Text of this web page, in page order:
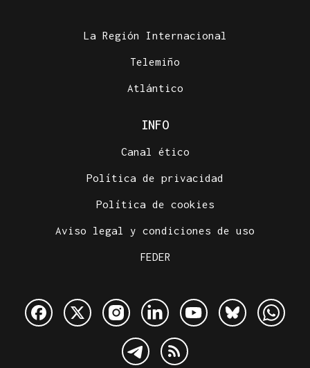
La Región Internacional
Telemiño
Atlántico
INFO
Canal ético
Política de privacidad
Política de cookies
Aviso legal y condiciones de uso
FEDER